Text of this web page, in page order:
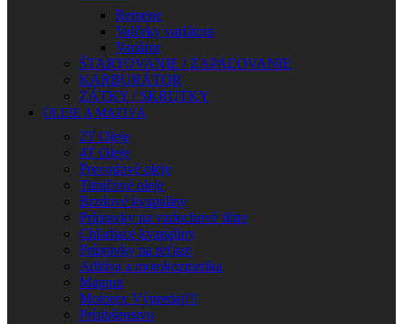
Remene
Valčeky variátora
Variátor
ŠTARTOVANIE / ZAPAĽOVANIE
KARBURÁTOR
ZÁTKY / SKRUTKY
OLEJE A MAZIVÁ
2T Oleje
4T Oleje
Prevodové oleje
Tlmičové oleje
Brzdové kvapaliny
Prípravky na vzduchové filtre
Chladiace kvapaliny
Prípravky na reťaze
Aditíva a motokozmetika
Magura
Motorex Výpredaj!!!
Príslušenstvo